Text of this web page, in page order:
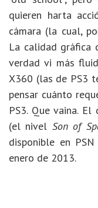
quieren harta
cámara (la cual,
La calidad gráfica
verdad vi más
X360 (las de PS3
pensar cuánto
PS3. Que vaina.
(el nivel Son of
disponible en
enero de 2013.